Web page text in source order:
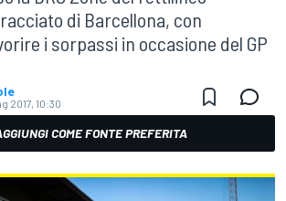
di Barcellona, con
i sorpassi in occasione del GP
2017, 10:30
COME FONTE PREFERITA